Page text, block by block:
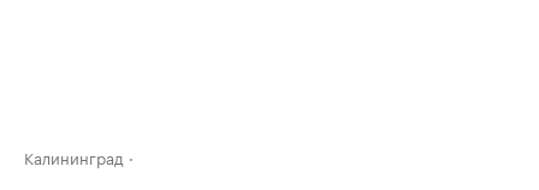
Калининград